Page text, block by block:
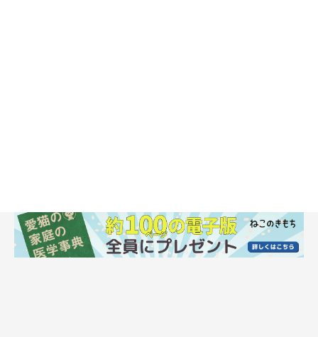
入をお願いします。
やり方はとっても簡単！